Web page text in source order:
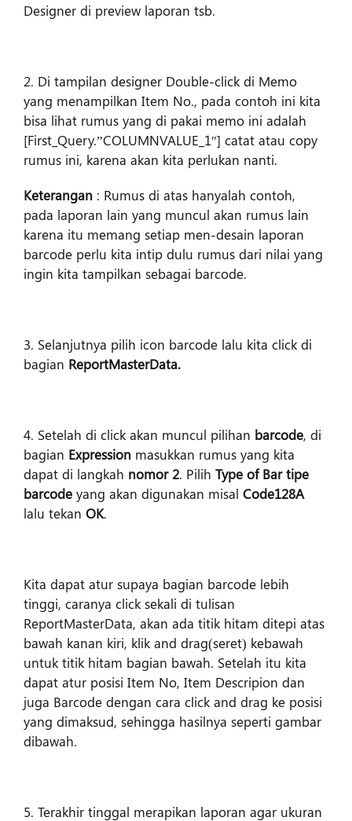
Designer di preview laporan tsb.
2. Di tampilan designer Double-click di Memo
yang menampilkan Item No., pada contoh ini kita
bisa lihat rumus yang di pakai memo ini adalah
[First_Query.”COLUMNVALUE_1″] catat atau copy
rumus ini, karena akan kita perlukan nanti.
Keterangan : Rumus di atas hanyalah contoh,
pada laporan lain yang muncul akan rumus lain
karena itu memang setiap men-desain laporan
barcode perlu kita intip dulu rumus dari nilai yang
ingin kita tampilkan sebagai barcode.
3. Selanjutnya pilih icon barcode lalu kita click di
bagian ReportMasterData.
4. Setelah di click akan muncul pilihan barcode, di
bagian Expression masukkan rumus yang kita
dapat di langkah nomor 2. Pilih Type of Bar tipe
barcode yang akan digunakan misal Code128A
lalu tekan OK.
Kita dapat atur supaya bagian barcode lebih
tinggi, caranya click sekali di tulisan
ReportMasterData, akan ada titik hitam ditepi atas
bawah kanan kiri, klik and drag(seret) kebawah
untuk titik hitam bagian bawah. Setelah itu kita
dapat atur posisi Item No, Item Descripion dan
juga Barcode dengan cara click and drag ke posisi
yang dimaksud, sehingga hasilnya seperti gambar
dibawah.
5. Terakhir tinggal merapikan laporan agar ukuran